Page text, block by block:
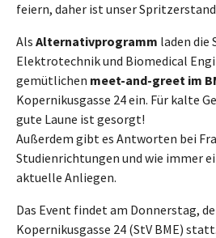
feiern, daher ist unser
Als Alternativprogramm laden die
Elektrotechnik und Biomedical
gemütlichen meet-and-greet im
Kopernikusgasse 24 ein. Für kalte
gute Laune ist gesorgt!
Außerdem gibt es Antworten bei
Studienrichtungen und wie immer
aktuelle Anliegen.
Das Event findet am Donnerstag,
Kopernikusgasse 24 (StV BME) statt.